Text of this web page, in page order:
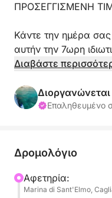
ΠΡΟΣΕΓΓΙΣΜΕΝΗ
Κάντε την ημέρα
αυτήν την 7ωρη
όσους θέλουν κάτι
αποδράσεις, ταξίδια
επετείους ή ακόμα
όμορφες γωνιές της
Αναχωρούμε από τη
αποκλειστική
Διαβάστε
Επαληθευμένο
Δρομολόγιο
Αφετηρία:
Marina di Sant'Elmo,